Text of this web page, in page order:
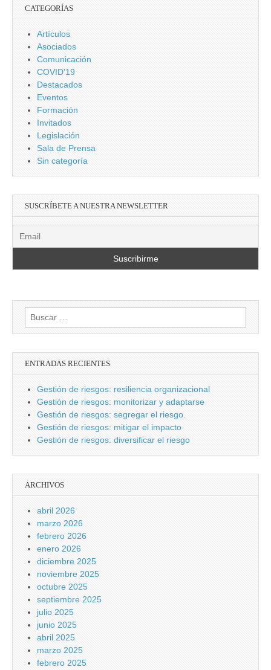
CATEGORÍAS
Artículos
Asociados
Comunicación
COVID'19
Destacados
Eventos
Formación
Invitados
Legislación
Sala de Prensa
Sin categoría
SUSCRÍBETE A NUESTRA NEWSLETTER
Buscar:
ENTRADAS RECIENTES
Gestión de riesgos: resiliencia organizacional
Gestión de riesgos: monitorizar y adaptarse
Gestión de riesgos: segregar el riesgo.
Gestión de riesgos: mitigar el impacto
Gestión de riesgos: diversificar el riesgo
ARCHIVOS
abril 2026
marzo 2026
febrero 2026
enero 2026
diciembre 2025
noviembre 2025
octubre 2025
septiembre 2025
julio 2025
junio 2025
abril 2025
marzo 2025
febrero 2025